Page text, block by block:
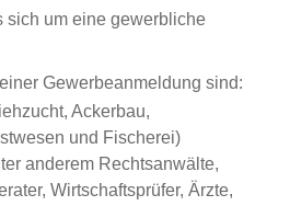
sich um eine gewerbliche
Gewerbeanmeldung sind:
Ackerbau,
und Fischerei)
anderem Rechtsanwälte,
Wirtschaftsprüfer, Ärzte,